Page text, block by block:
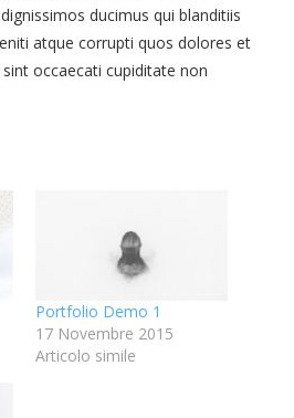
ducimus qui blanditiis
atque corrupti quos dolores et
occaecati cupiditate non
Portfolio Demo 1
17 Novembre 2015
Articolo simile